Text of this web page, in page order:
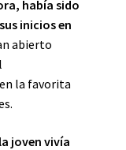
había sido
inicios en
abierto
la favorita
la joven vivía